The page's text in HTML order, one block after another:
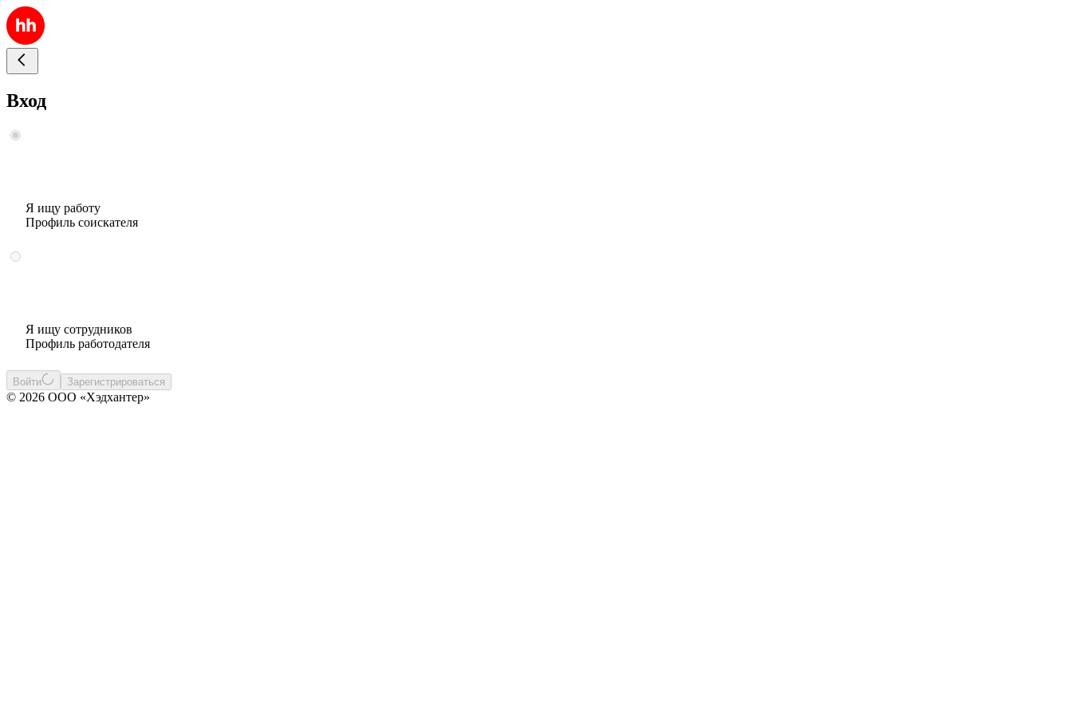
Вход
Я ищу работу
Профиль соискателя
Я ищу сотрудников
Профиль работодателя
Войти Зарегистрироваться
© 2026 ООО «Хэдхантер»